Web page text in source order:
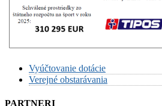
Vyúčtovanie dotácie
Verejné obstarávania
PARTNERI